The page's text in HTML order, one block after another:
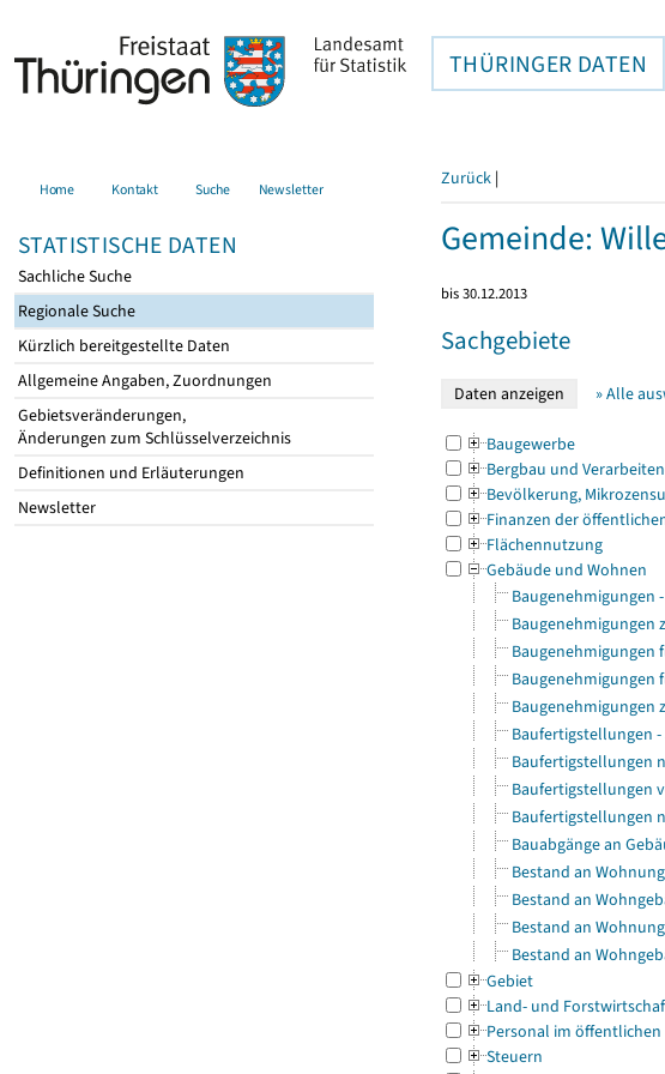
THÜRINGER DATEN
Home Kontakt Suche Newsletter
STATISTISCHE DATEN
Sachliche Suche
Regionale Suche
Kürzlich bereitgestellte Daten
Allgemeine Angaben, Zuordnungen
Gebietsveränderungen,
Änderungen zum Schlüsselverzeichnis
Definitionen und Erläuterungen
Newsletter
Zurück |
Gemeinde:
bis 30.12.2013
Sachgebiete
» Alle
Baugewerbe
Bergbau und
Bevölkerung,
Finanzen der
Flächennutzung
Gebäude und Wohnen
Baugenehmigungen
Baugenehmigungen
Baugenehmigungen
Baugenehmigungen
Baugenehmigungen
Baufertigstellungen
Baufertigstellungen
Baufertigstellungen
Baufertigstellungen
Bauabgänge an
Bestand an
Bestand an
Bestand an
Bestand an
Gebiet
Land- und
Personal im öffentlichen
Steuern